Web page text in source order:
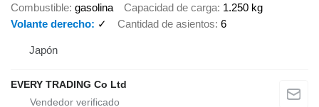
Combustible gasolina Capacidad de carga 1.250 kg
Volante derecho
✓ Cantidad de asientos 6
Japón
EVERY TRADING Co Ltd